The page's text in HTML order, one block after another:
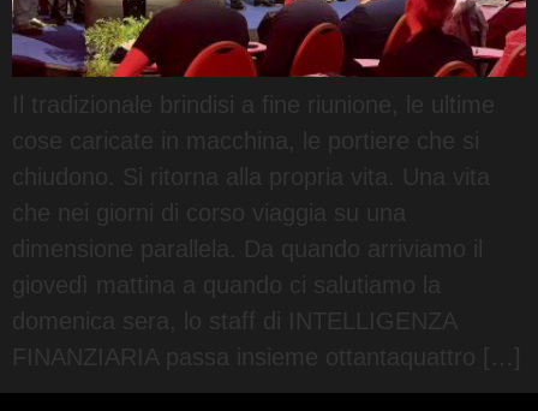
Il tradizionale brindisi a fine riunione, le ultime
cose caricate in macchina, le portiere che si
chiudono. Si ritorna alla propria vita. Una vita
che nei giorni di corso viaggia su una
dimensione parallela. Da quando arriviamo il
giovedì mattina a quando ci salutiamo la
domenica sera, lo staff di INTELLIGENZA
FINANZIARIA passa insieme ottantaquattro […]